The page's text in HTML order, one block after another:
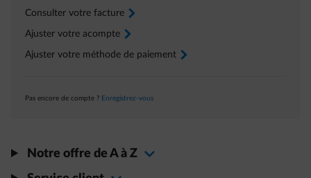
Consulter votre facture arrow-right
Ajuster votre acompte arrow-right
Ajuster votre méthode de paiement arrow-right
Pas encore de compte ? Enregistrez-vous
Notre offre de A à Z